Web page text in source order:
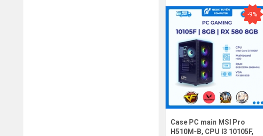
-9%
Case PC main MSI Pro
H510M-B, CPU I3 10105F,